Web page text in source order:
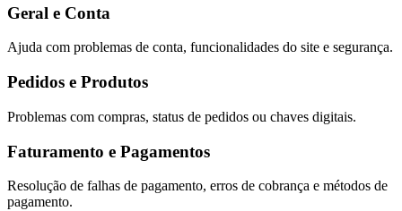
Geral e Conta
Ajuda com problemas de conta, funcionalidades do site e segurança.
Pedidos e Produtos
Problemas com compras, status de pedidos ou chaves digitais.
Faturamento e Pagamentos
Resolução de falhas de pagamento, erros de cobrança e métodos de
pagamento.